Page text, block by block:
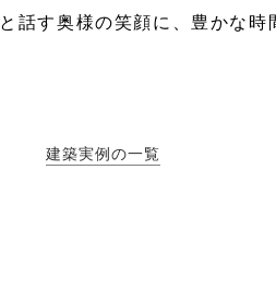
話す奥様の笑顔に、豊かな時
建築実例の一覧